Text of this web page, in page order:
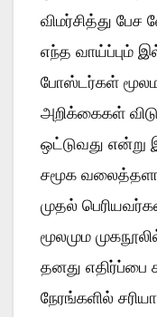
விமர்சித்து
எந்த வாய்ப்பும்
போஸ்டர்கள்
அறிக்கைகள்
ஒட்டுவது
சமூக
முதல்
மூலமும
தனது எதிர்ப்பை
நேரங்களில்